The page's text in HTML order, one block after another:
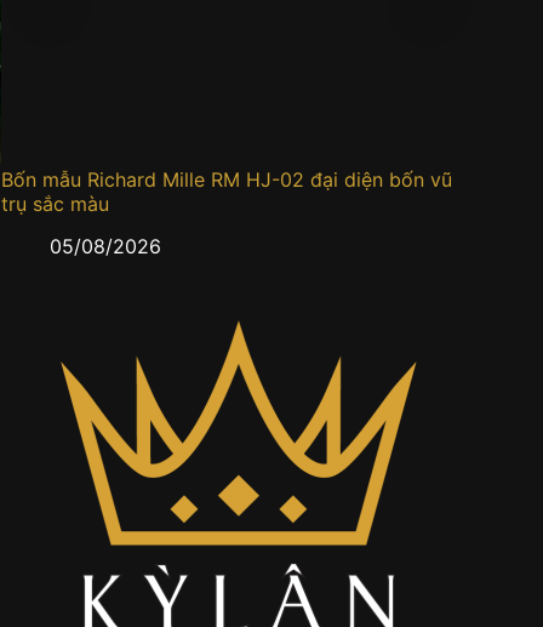
Bốn mẫu Richard Mille RM HJ-02 đại diện bốn vũ
trụ sắc màu
05/08/2026